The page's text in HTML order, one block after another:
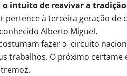
o intuito de reavivar a
pertence à terceira geração de
Alberto Miguel.
fazer o circuito
trabalhos. O próximo certame